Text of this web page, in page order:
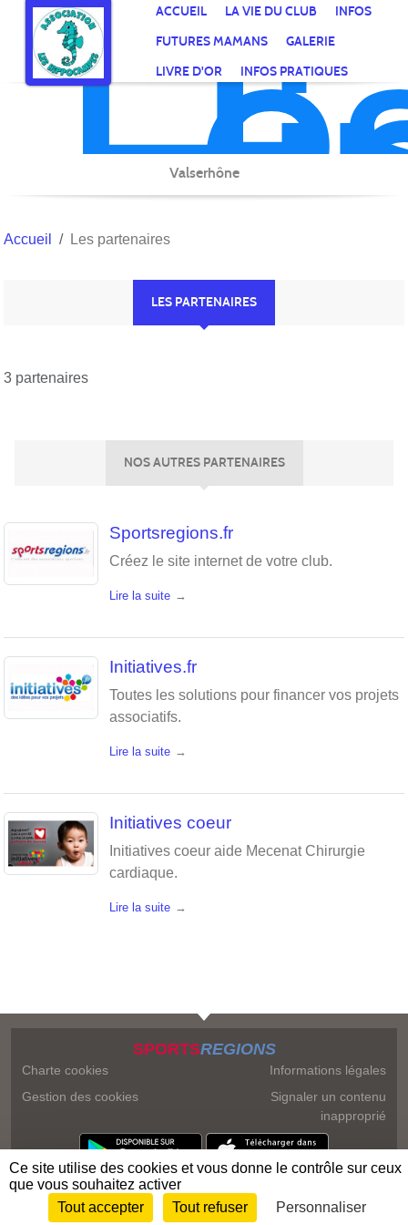
ACCUEIL LA VIE DU CLUB
INFOS
FUTURES MAMANS
GALERIE
LIVRE D'OR
INFOS PRATIQUES
Valserhône
Accueil Les partenaires
LES PARTENAIRES
3 partenaires
NOS AUTRES PARTENAIRES
Sportsregions.fr
Créez le site internet de votre club.
Lire la suite
Initiatives.fr
Toutes les solutions pour financer vos projets
associatifs.
Lire la suite
Initiatives coeur
Initiatives coeur aide Mecenat Chirurgie
cardiaque.
Lire la suite
SPORTSREGIONS
Charte cookies
Gestion des cookies
Informations légales
Signaler un contenu
inapproprié
Envie de participer ? Connexion
Panneau de gestion des cookies
Ce site utilise des cookies et vous donne le contrôle sur ceux
que vous souhaitez activer
Tout accepter
Tout refuser Personnaliser